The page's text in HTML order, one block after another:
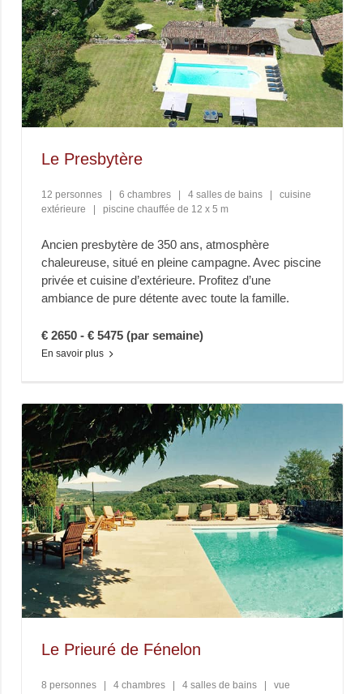
Le Presbytère
12 personnes | 6 chambres | 4 salles de bains |
cuisine
extérieure
| piscine chauffée de 12 x 5 m
Ancien presbytère de 350 ans, atmosphère
chaleureuse, situé en pleine campagne. Avec piscine
privée et cuisine d’extérieure. Profitez d’une
ambiance de pure détente avec toute la famille.
€ 2650 - € 5475 (par semaine)
En savoir plus
Le Prieuré de Fénelon
8 personnes | 4 chambres | 4 salles de bains |
vue